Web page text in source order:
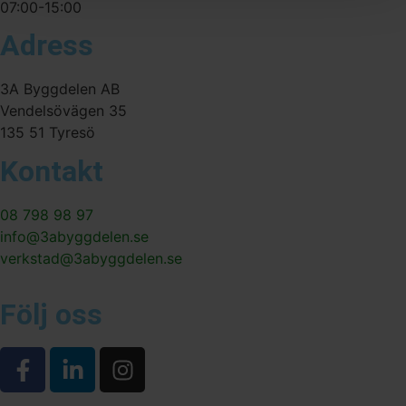
07:00-15:00
Adress
3A Byggdelen AB
Vendelsövägen 35
135 51 Tyresö
Kontakt
08 798 98 97
info@3abyggdelen.se
verkstad@3abyggdelen.se
Följ oss